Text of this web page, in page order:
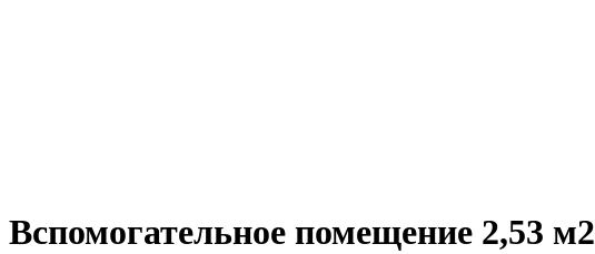
Вспомогательное помещение 2,53 м2